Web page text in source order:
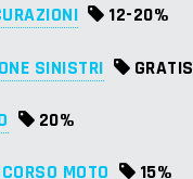
12-20%
SINISTRI
GRATIS
20%
MOTO
15%